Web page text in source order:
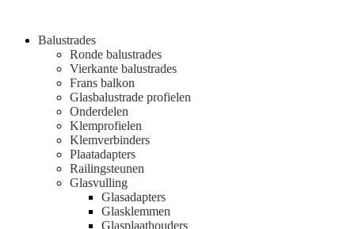
Balustrades
Ronde balustrades
Vierkante balustrades
Frans balkon
Glasbalustrade profielen
Onderdelen
Klemprofielen
Klemverbinders
Plaatadapters
Railingsteunen
Glasvulling
Glasadapters
Glasklemmen
Glasplaathouders